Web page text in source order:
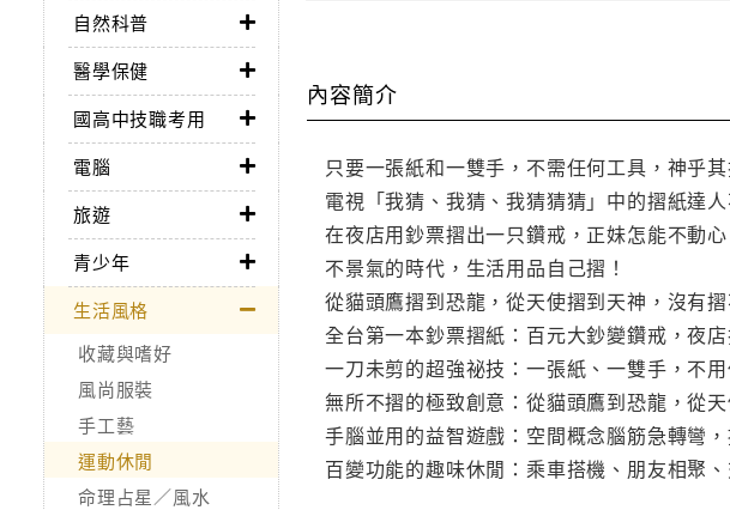
自然科普
醫學保健
國高中技職考用
電腦
旅遊
青少年
生活風格
收藏與嗜好
風尚服裝
手工藝
運動休閒
命理占星／風水
內容簡介
只要一張紙和一雙手，不需任何工具，神乎
電視「我猜、我猜、我猜猜猜」中的摺紙達
在夜店用鈔票摺出一只鑽戒，正妹怎能不動心
不景氣的時代，生活用品自己摺！
從貓頭鷹摺到恐龍，從天使摺到天神，沒有摺
全台第一本鈔票摺紙：百元大鈔變鑽戒，夜店
一刀未剪的超強祕技：一張紙、一雙手，不
無所不摺的極致創意：從貓頭鷹到恐龍，從
手腦並用的益智遊戲：空間概念腦筋急轉彎
百變功能的趣味休閒：乘車搭機、朋友相聚